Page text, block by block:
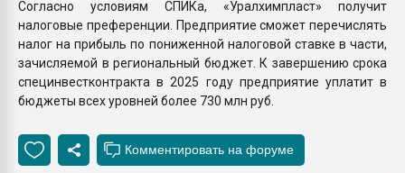
Согласно условиям СПИКа, «Уралхимпласт» получит
налоговые преференции. Предприятие сможет перечислять
налог на прибыль по пониженной налоговой ставке в части,
зачисляемой в региональный бюджет. К завершению срока
специнвестконтракта в 2025 году предприятие уплатит в
бюджеты всех уровней более 730 млн руб.